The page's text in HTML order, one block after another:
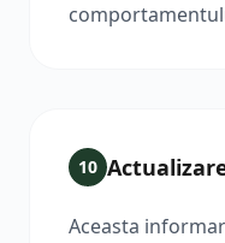
10
Aceasta